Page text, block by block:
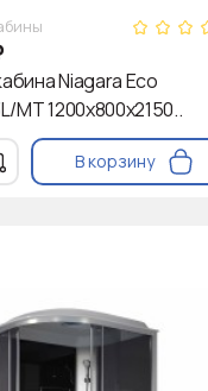
Niagara Eco
MT 1200х800х2150..
В корзину